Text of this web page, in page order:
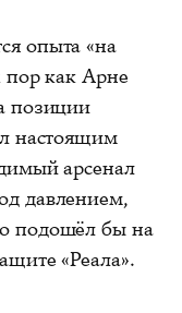
опыта «на
пор как Арне
позиции
настоящим
арсенал
давлением,
подошёл бы на
«Реала».